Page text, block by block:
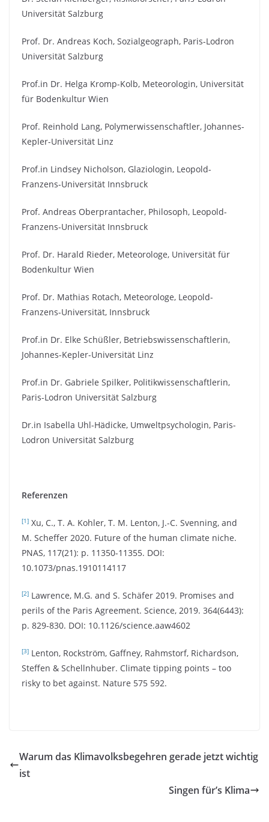
Universität Salzburg
Prof. Dr. Andreas Koch, Sozialgeograph, Paris-Lodron
Universität Salzburg
Prof.in Dr. Helga Kromp-Kolb, Meteorologin, Universität
für Bodenkultur Wien
Prof. Reinhold Lang, Polymerwissenschaftler, Johannes-
Kepler-Universität Linz
Prof.in Lindsey Nicholson, Glaziologin, Leopold-
Franzens-Universität Innsbruck
Prof. Andreas Oberprantacher, Philosoph, Leopold-
Franzens-Universität Innsbruck
Prof. Dr. Harald Rieder, Meteorologe, Universität für
Bodenkultur Wien
Prof. Dr. Mathias Rotach, Meteorologe, Leopold-
Franzens-Universität, Innsbruck
Prof.in Dr. Elke Schüßler, Betriebswissenschaftlerin,
Johannes-Kepler-Universität Linz
Prof.in Dr. Gabriele Spilker, Politikwissenschaftlerin,
Paris-Lodron Universität Salzburg
Dr.in Isabella Uhl-Hädicke, Umweltpsychologin, Paris-
Lodron Universität Salzburg
Referenzen
[1] Xu, C., T. A. Kohler, T. M. Lenton, J.-C. Svenning, and
M. Scheffer 2020. Future of the human climate niche.
PNAS, 117(21): p. 11350-11355. DOI:
10.1073/pnas.1910114117
[2] Lawrence, M.G. and S. Schäfer 2019. Promises and
perils of the Paris Agreement. Science, 2019. 364(6443):
p. 829-830. DOI: 10.1126/science.aaw4602
[3] Lenton, Rockström, Gaffney, Rahmstorf, Richardson,
Steffen & Schellnhuber. Climate tipping points – too
risky to bet against. Nature 575 592.
Warum das Klimavolksbegehren gerade jetzt wichtig
ist
Singen für’s Klima